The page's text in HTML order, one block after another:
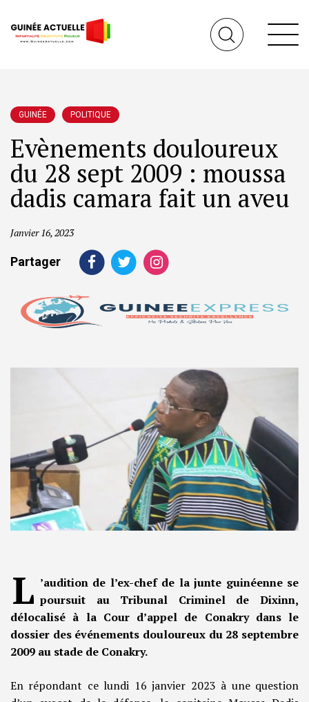
GUINÉE POLITIQUE
Evènements douloureux
du 28 sept 2009 : moussa
dadis camara fait un aveu
Janvier 16, 2023
Partager
L ’audition de l’ex-chef de la junte guinéenne se
poursuit au Tribunal Criminel de Dixinn,
délocalisé à la Cour d’appel de Conakry dans le
dossier des événements douloureux du 28 septembre
2009 au stade de Conakry.
En répondant ce lundi 16 janvier 2023 à une question